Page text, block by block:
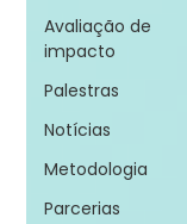
Avaliação de
impacto
Palestras
Notícias
Metodologia
Parcerias